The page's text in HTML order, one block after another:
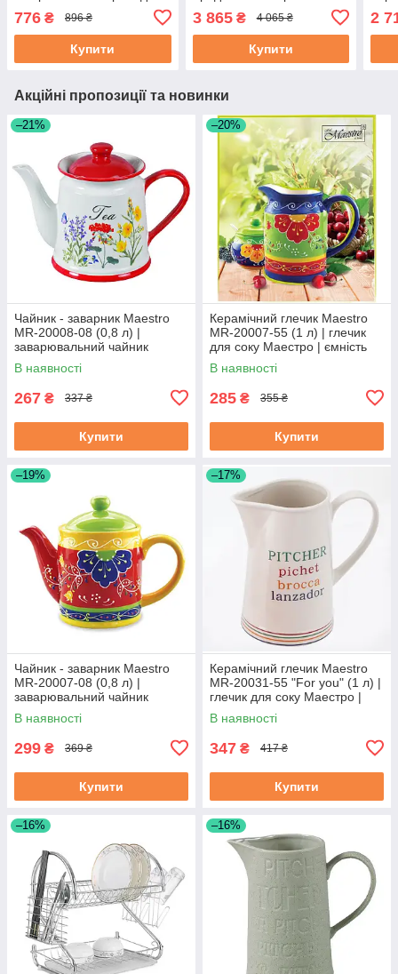
виделки Маестро
776 ₴ 896 ₴
Купити
Маєстро, ківш Маестро
3 865₴ 4 065 ₴
Купити
2
Акційні пропозиції та новинки
–21%
Чайник - заварник Maestro
MR-20008-08 (0,8 л) |
заварювальний чайник
Маестро | керамічний чайник
Маестро
В наявності
267 ₴ 337 ₴
Купити
–20%
Керамічний глечик Maestro
MR-20007-55 (1 л) | глечик
для соку Маестро | ємність
для води Маестро
В наявності
285 ₴ 355 ₴
Купити
–19%
Чайник - заварник Maestro
MR-20007-08 (0,8 л) |
заварювальний чайник
Маестро | керамічний чайник
Маестро
В наявності
299 ₴ 369 ₴
Купити
–17%
Керамічний глечик Maestro
MR-20031-55 "For you" (1 л) |
глечик для соку Маестро |
ємність для води Маестро
В наявності
347 ₴ 417 ₴
Купити
–16% –16%